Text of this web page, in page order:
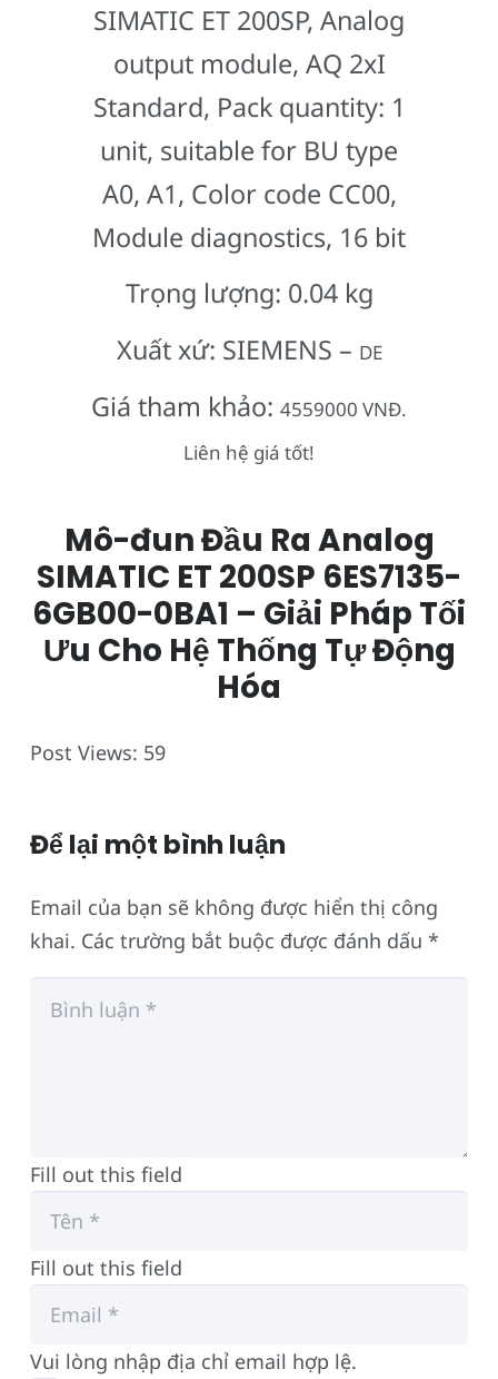
SIMATIC ET 200SP, Analog
output module, AQ 2xI
Standard, Pack quantity: 1
unit, suitable for BU type
A0, A1, Color code CC00,
Module diagnostics, 16 bit
Trọng lượng: 0.04 kg
Xuất xứ: SIEMENS – DE
Giá tham khảo: 4559000 VNĐ.
Liên hệ giá tốt!
Mô-đun Đầu Ra Analog
SIMATIC ET 200SP 6ES7135-
6GB00-0BA1 – Giải Pháp Tối
Ưu Cho Hệ Thống Tự Động
Hóa
Post Views: 59
Để lại một bình luận
Email của bạn sẽ không được hiển thị công
khai. Các trường bắt buộc được đánh dấu *
Fill out this field
Fill out this field
Vui lòng nhập địa chỉ email hợp lệ.